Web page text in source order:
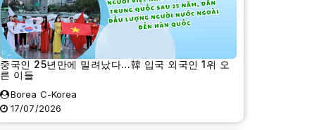
중국인 25년만에 밀려났다…韓 입국 외국인 1위 오
른 이들
Borea C-Korea
17/07/2026